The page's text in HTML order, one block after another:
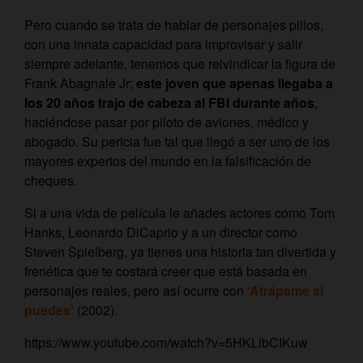
Pero cuando se trata de hablar de personajes pillos,
con una innata capacidad para improvisar y salir
siempre adelante, tenemos que reivindicar la figura de
Frank Abagnale Jr; este joven que apenas llegaba a
los 20 años trajo de cabeza al FBI durante años,
haciéndose pasar por piloto de aviones, médico y
abogado. Su pericia fue tal que llegó a ser uno de los
mayores expertos del mundo en la falsificación de
cheques.
Si a una vida de película le añades actores como Tom
Hanks, Leonardo DiCaprio y a un director como
Steven Spielberg, ya tienes una historia tan divertida y
frenética que te costará creer que está basada en
personajes reales, pero así ocurre con ‘Atrápame si
puedes’ (2002).
https://www.youtube.com/watch?v=5HKLlbCIKuw